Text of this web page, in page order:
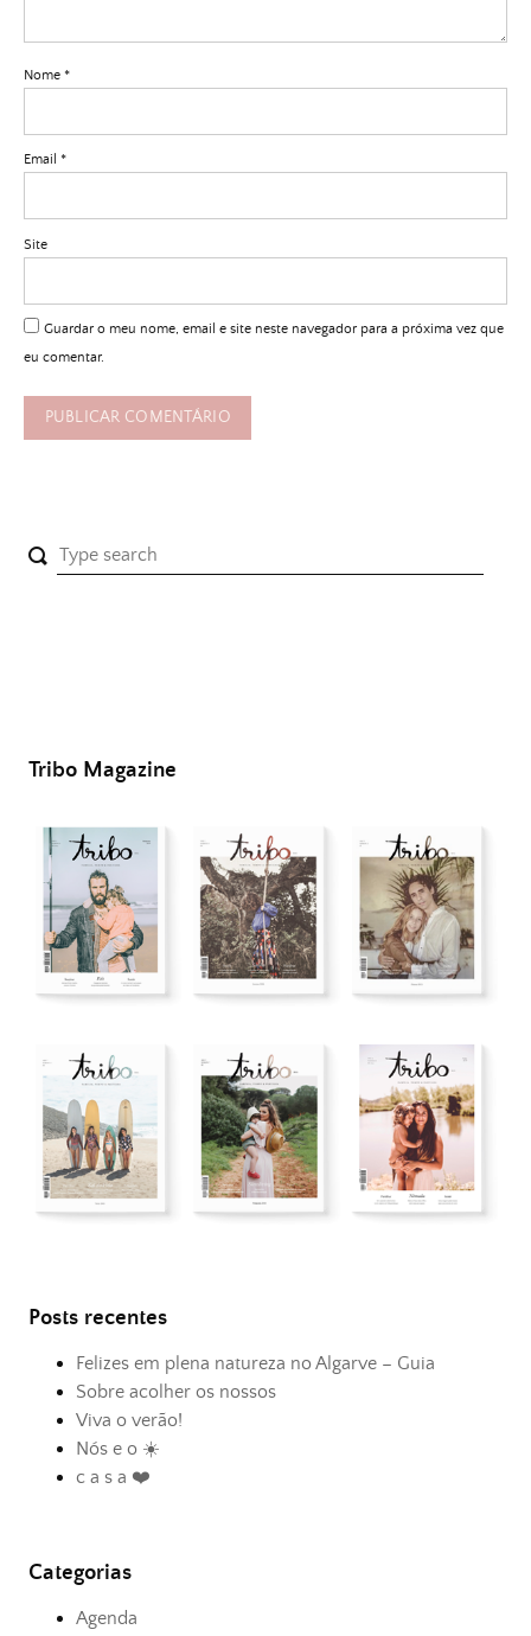
Nome *
Email *
Site
Guardar o meu nome, email e site neste navegador para a próxima vez que
eu comentar.
Tribo Magazine
Posts recentes
Felizes em plena natureza no Algarve – Guia
Sobre acolher os nossos
Viva o verão!
Nós e o ☀️
c a s a ❤️
Categorias
Agenda